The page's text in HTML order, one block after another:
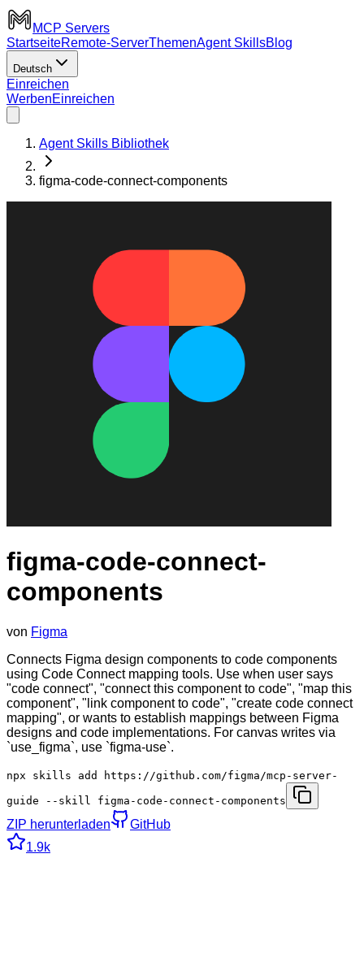
MCP Servers
StartseiteRemote-ServerThemenAgent SkillsBlog
Deutsch
Einreichen
WerbenEinreichen
Agent Skills Bibliothek
figma-code-connect-components
figma-code-connect-
components
von Figma
Connects Figma design components to code components
using Code Connect mapping tools. Use when user says
"code connect", "connect this component to code", "map this
component", "link component to code", "create code connect
mapping", or wants to establish mappings between Figma
designs and code implementations. For canvas writes via
`use_figma`, use `figma-use`.
npx skills add https://github.com/figma/mcp-server-
guide --skill figma-code-connect-components
ZIP herunterladen
GitHub
1.9k